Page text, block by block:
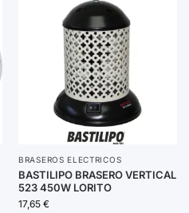
BRASEROS ELECTRICOS
BASTILIPO BRASERO VERTICAL
523 450W LORITO
17,65 €